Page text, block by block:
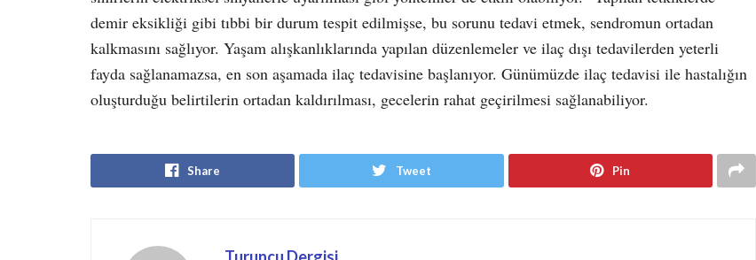
demir eksikliği gibi tıbbi bir durum tespit edilmişse, bu sorunu tedavi etmek, sendromun ortadan
kalkmasını sağlıyor. Yaşam alışkanlıklarında yapılan düzenlemeler ve ilaç dışı tedavilerden yeterli
fayda sağlanamazsa, en son aşamada ilaç tedavisine başlanıyor. Günümüzde ilaç tedavisi ile hastalığın
oluşturduğu belirtilerin ortadan kaldırılması, gecelerin rahat geçirilmesi sağlanabiliyor.
Share Tweet Pin